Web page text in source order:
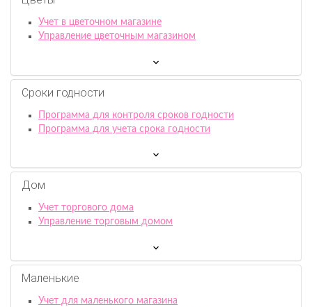
Учет в цветочном магазине
Управление цветочным магазином
Сроки годности
Программа для контроля сроков годности
Программа для учета срока годности
Дом
Учет торгового дома
Управление торговым домом
Маленькие
Учет для маленького магазина